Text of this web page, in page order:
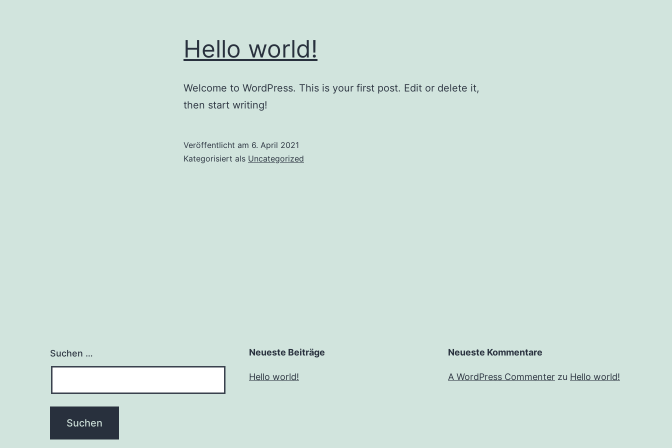
Hello world!
Welcome to WordPress. This is your first post. Edit or delete it,
then start writing!
Veröffentlicht am 6. April 2021
Kategorisiert als Uncategorized
Suchen … Neueste Beiträge
Hello world!
Neueste Kommentare
A WordPress Commenter zu Hello world!